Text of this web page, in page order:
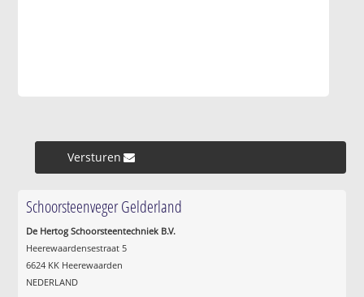
Versturen »
Schoorsteenveger Gelderland
De Hertog Schoorsteentechniek B.V.
Heerewaardensestraat 5
6624 KK Heerewaarden
NEDERLAND